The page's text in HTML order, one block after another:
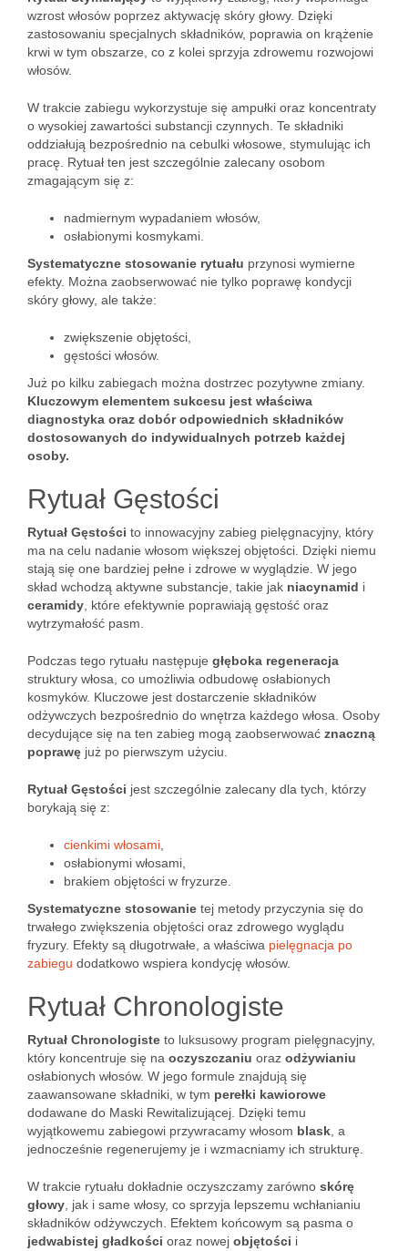
wzrost włosów poprzez aktywację skóry głowy. Dzięki
zastosowaniu specjalnych składników, poprawia on krążenie
krwi w tym obszarze, co z kolei sprzyja zdrowemu rozwojowi
włosów.
W trakcie zabiegu wykorzystuje się ampułki oraz koncentraty
o wysokiej zawartości substancji czynnych. Te składniki
oddziałują bezpośrednio na cebulki włosowe, stymulując ich
pracę. Rytuał ten jest szczególnie zalecany osobom
zmagającym się z:
nadmiernym wypadaniem włosów,
osłabionymi kosmykami.
Systematyczne stosowanie rytuału przynosi wymierne
efekty. Można zaobserwować nie tylko poprawę kondycji
skóry głowy, ale także:
zwiększenie objętości,
gęstości włosów.
Już po kilku zabiegach można dostrzec pozytywne zmiany.
Kluczowym elementem sukcesu jest właściwa
diagnostyka oraz dobór odpowiednich składników
dostosowanych do indywidualnych potrzeb każdej
osoby.
Rytuał Gęstości
Rytuał Gęstości to innowacyjny zabieg pielęgnacyjny, który
ma na celu nadanie włosom większej objętości. Dzięki niemu
stają się one bardziej pełne i zdrowe w wyglądzie. W jego
skład wchodzą aktywne substancje, takie jak niacynamid i
ceramidy , które efektywnie poprawiają gęstość oraz
wytrzymałość pasm.
Podczas tego rytuału następuje głęboka regeneracja
struktury włosa, co umożliwia odbudowę osłabionych
kosmyków. Kluczowe jest dostarczenie składników
odżywczych bezpośrednio do wnętrza każdego włosa. Osoby
decydujące się na ten zabieg mogą zaobserwować znaczną
poprawę już po pierwszym użyciu.
Rytuał Gęstości jest szczególnie zalecany dla tych, którzy
borykają się z:
cienkimi włosami
osłabionymi włosami,
brakiem objętości w fryzurze.
Systematyczne stosowanie tej metody przyczynia się do
trwałego zwiększenia objętości oraz zdrowego wyglądu
fryzury. Efekty są długotrwałe, a właściwa pielęgnacja po
zabiegu dodatkowo wspiera kondycję włosów.
Rytuał Chronologiste
Rytuał Chronologiste to luksusowy program pielęgnacyjny,
który koncentruje się na oczyszczaniu oraz odżywianiu
osłabionych włosów. W jego formule znajdują się
zaawansowane składniki, w tym perełki kawiorowe
dodawane do Maski Rewitalizującej. Dzięki temu
wyjątkowemu zabiegowi przywracamy włosom blask , a
jednocześnie regenerujemy je i wzmacniamy ich strukturę.
W trakcie rytuału dokładnie oczyszczamy zarówno skórę
głowy , jak i same włosy, co sprzyja lepszemu wchłanianiu
składników odżywczych. Efektem końcowym są pasma o
jedwabistej gładkości oraz nowej objętości i